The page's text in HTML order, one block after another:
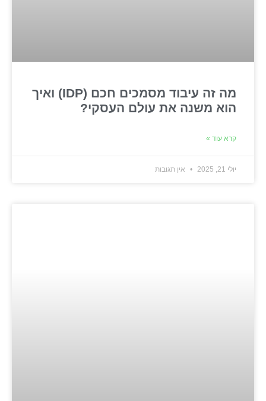
מה זה עיבוד מסמכים חכם (IDP) ואיך
הוא משנה את עולם העסקי?
קרא עוד »
יולי 21, 2025 אין תגובות